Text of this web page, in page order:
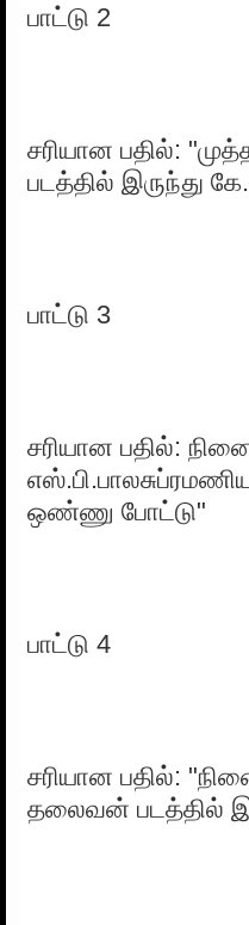
பாட்டு 2
சரியான பதில்:
படத்தில் இருந்து
பாட்டு 3
சரியான பதில்:
ஒண்ணு போட்டு"
பாட்டு 4
சரியான பதில்:
தலைவன் படத்தில்